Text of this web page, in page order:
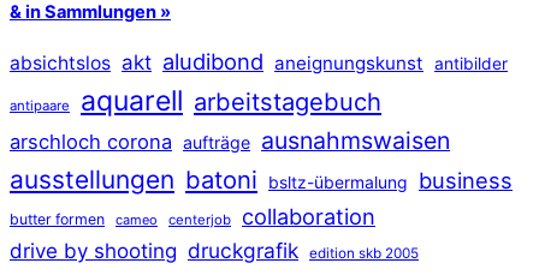
& in Sammlungen »
absichtslos akt aludibond aneignungskunst antibilder
antipaare aquarell arbeitstagebuch
arschloch corona aufträge ausnahmswaisen
ausstellungen batoni bsltz-übermalung business
butter formen cameo centerjob collaboration
drive by shooting druckgrafik edition skb 2005